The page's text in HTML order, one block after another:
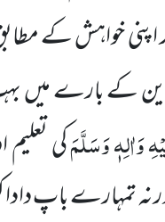
خواہش کے مطابق
کے بارے میں بہت
وَاٰلِہٖ وَسَلَّمَکی
نہ تمہارے باپ